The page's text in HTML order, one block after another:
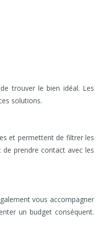
trouver le bien idéal. Les
solutions.
et permettent de filtrer les
prendre contact avec les
vous accompagner
un budget conséquent.